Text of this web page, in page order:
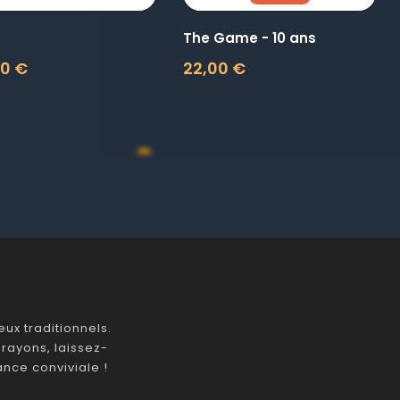
€
The Game - 10 ans
22,00 €
Prix
traditionnels.
laissez-
conviviale !